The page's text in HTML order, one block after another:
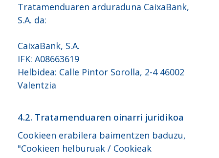
Tratamenduaren arduraduna CaixaBank,
S.A. da:
CaixaBank, S.A.
IFK: A08663619
Helbidea: Calle Pintor Sorolla, 2-4 46002
Valentzia
4.2. Tratamenduaren oinarri juridikoa
Cookieen erabilera baimentzen baduzu,
"Cookieen helburuak / Cookieak